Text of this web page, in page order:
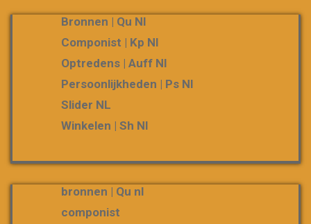
Bronnen | Qu Nl
Componist | Kp Nl
Optredens | Auff Nl
Persoonlijkheden | Ps Nl
Slider NL
Winkelen | Sh Nl
bronnen | Qu nl
componist